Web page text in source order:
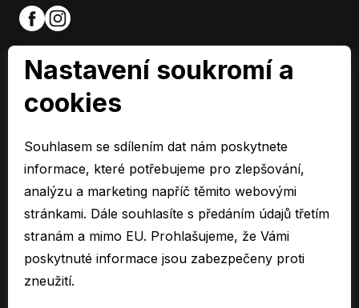
Parkovací kamera
Parkovací senzory přední
Plní 'EURO VI'
Podélný posuv sedadel
Pohon 4x2
Polohovací sedadla
Protiprokluzový systém kol (ASR)
Přední pohon
Přední světla LED
Senzor světel
Stabilizace podvozku (ESP)
Start-stop systém
Tónovaná skla
USB
Společnost je zapsaná u Krajského soudu v Brně, oddíl C 15795
© 2026 Všechna práva vyhrazena.
Cookies
Ochrana osobních údajů – GDPR
Compliance
Mimosoudní řešení spotřebitelských sporů
Nastavení soukromí a
cookies
Souhlasem se sdílením dat nám poskytnete
informace, které potřebujeme pro zlepšování,
analýzu a marketing napříč těmito webovými
stránkami. Dále souhlasíte s předáním údajů třetím
stranám a mimo EU. Prohlašujeme, že Vámi
poskytnuté informace jsou zabezpečeny proti
zneužití.